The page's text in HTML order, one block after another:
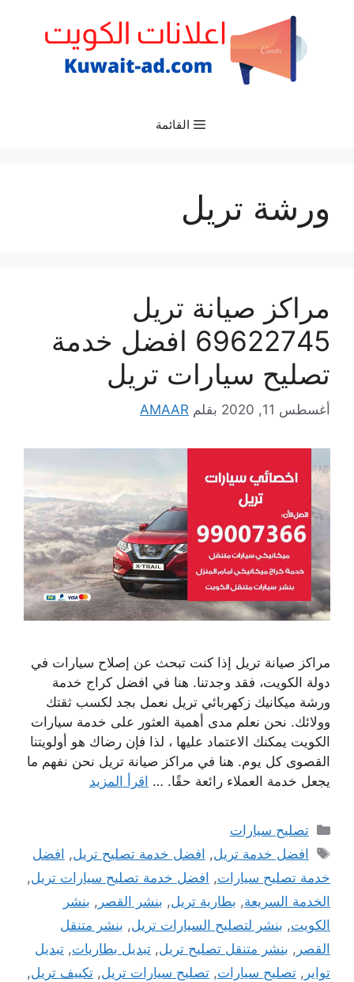
القائمة
ورشة تريل
مراكز صيانة تريل
69622745 افضل خدمة
تصليح سيارات تريل
أغسطس 11, 2020 بقلم AMAAR
مراكز صيانة تريل إذا كنت تبحث عن إصلاح سيارات في
دولة الكويت، فقد وجدتنا. هنا في افضل كراج خدمة
ورشة ميكانيك زكهربائي تريل نعمل بجد لكسب ثقتك
وولائك. نحن نعلم مدى أهمية العثور على خدمة سيارات
الكويت يمكنك الاعتماد عليها ، لذا فإن رضاك ​​هو أولويتنا
القصوى كل يوم. هنا في مراكز صيانة تريل نحن نفهم ما
يجعل خدمة العملاء رائعة حقًا. … اقرأ المزيد
التصنيفات
تصليح سيارات
الوسوم
افضل خدمة تريل, افضل خدمة تصليح تريل, افضل
خدمة تصليح سيارات, افضل خدمة تصليح سيارات تريل,
الخدمة السريعة, بطارية تريل, بنشر القصر , بنشر
الكويت, بنشر لتصليح السيارات تريل, بنشر متنقل
القصر , بنشر متنقل تصليح تريل, تبديل بطاريات, تبديل
تواير , تصليح سيارات, تصليح سيارات تريل, تكييف تريل,